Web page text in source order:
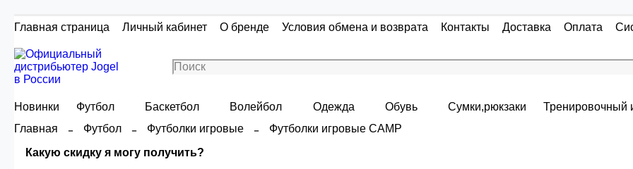
Главная страница Личный кабинет О бренде Условия обмена и возврата Контакты Доставка Оплата
Новинки Футбол Баскетбол Волейбол Одежда Обувь Сумки,рюкзаки
Тренировочный
Главная
Футбол Футболки игровые
Футболки игровые CAMP
Какую скидку я могу получить?